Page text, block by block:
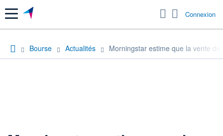
Menu Connexion
Bourse Actualités Morningstar estime que la vente